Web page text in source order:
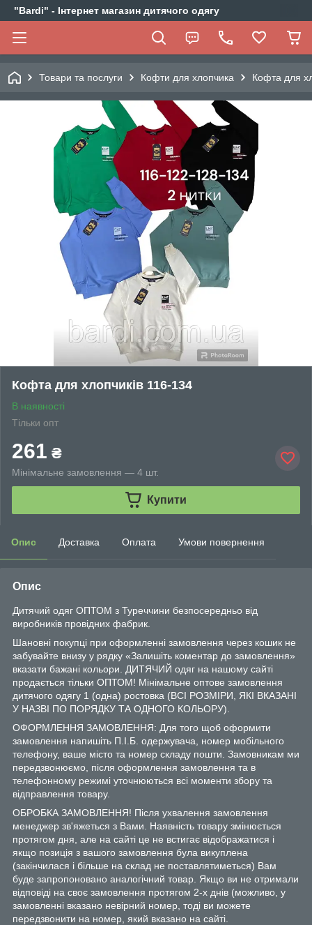
"Bardi" - Інтернет магазин дитячого одягу
Товари та послуги Кофти для хлопчика Кофта для
Кофта для хлопчиків 116-134
В наявності
Тільки опт
261 ₴
Мінімальне замовлення — 4 шт.
Купити
Опис Доставка Оплата Умови повернення
Опис
Дитячий одяг ОПТОМ з Туреччини безпосередньо від
виробників провідних фабрик.
Шановні покупці при оформленні замовлення через кошик не
забувайте внизу у рядку «Залишіть коментар до замовлення»
вказати бажані кольори. ДИТЯЧИЙ одяг на нашому сайті
продається тільки ОПТОМ! Мінімальне оптове замовлення
дитячого одягу 1 (одна) ростовка (ВСІ РОЗМІРИ, ЯКІ ВКАЗАНІ
У НАЗВІ ПО ПОРЯДКУ ТА ОДНОГО КОЛЬОРУ).
ОФОРМЛЕННЯ ЗАМОВЛЕННЯ: Для того щоб оформити
замовлення напишіть П.І.Б. одержувача, номер мобільного
телефону, ваше місто та номер складу пошти. Замовникам ми
передзвонюємо, після оформлення замовлення та в
телефонному режимі уточнюються всі моменти збору та
відправлення товару.
ОБРОБКА ЗАМОВЛЕННЯ! Після ухвалення замовлення
менеджер зв'яжеться з Вами. Наявність товару змінюється
протягом дня, але на сайті це не встигає відображатися і
якщо позиція з вашого замовлення була викуплена
(закінчилася і більше на склад не поставлятиметься) Вам
буде запропоновано аналогічний товар. Якщо ви не отримали
відповіді на своє замовлення протягом 2-х днів (можливо, у
замовленні вказано невірний номер, тоді ви можете
передзвонити на номер, який вказано на сайті.